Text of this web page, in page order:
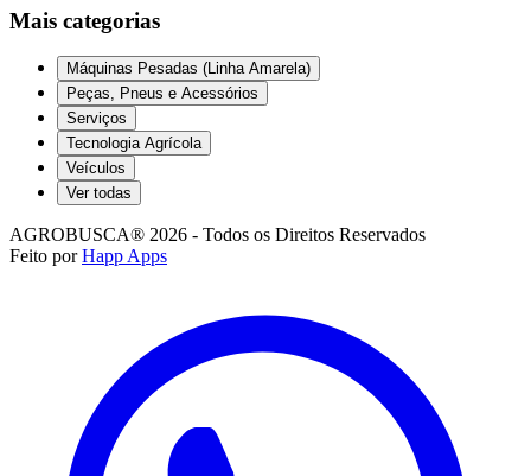
Mais categorias
Máquinas Pesadas (Linha Amarela)
Peças, Pneus e Acessórios
Serviços
Tecnologia Agrícola
Veículos
Ver todas
AGROBUSCA® 2026 - Todos os Direitos Reservados
Feito por Happ Apps